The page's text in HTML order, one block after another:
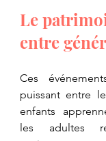
Le
entre
​Ces
puissant entre
enfants
les adultes